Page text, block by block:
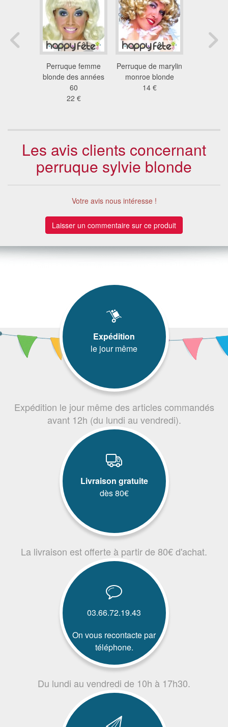
Perruque femme
blonde des années
60
22 €
Perruque de marylin
monroe blonde
14 €
Les avis clients concernant
perruque sylvie blonde
Votre avis nous intéresse !
Laisser un commentaire sur ce produit
Expédition
le jour même
Expédition le jour même des articles commandés
avant 12h (du lundi au vendredi).
Livraison gratuite
dès 80€
La livraison est offerte à partir de 80€ d'achat.
03.66.72.19.43
On vous recontacte par
téléphone.
Du lundi au vendredi de 10h à 17h30.